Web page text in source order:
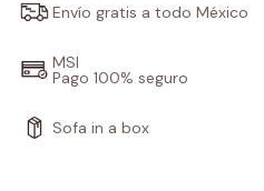
Envío gratis a todo México
MSI
Pago 100% seguro
Sofa in a box